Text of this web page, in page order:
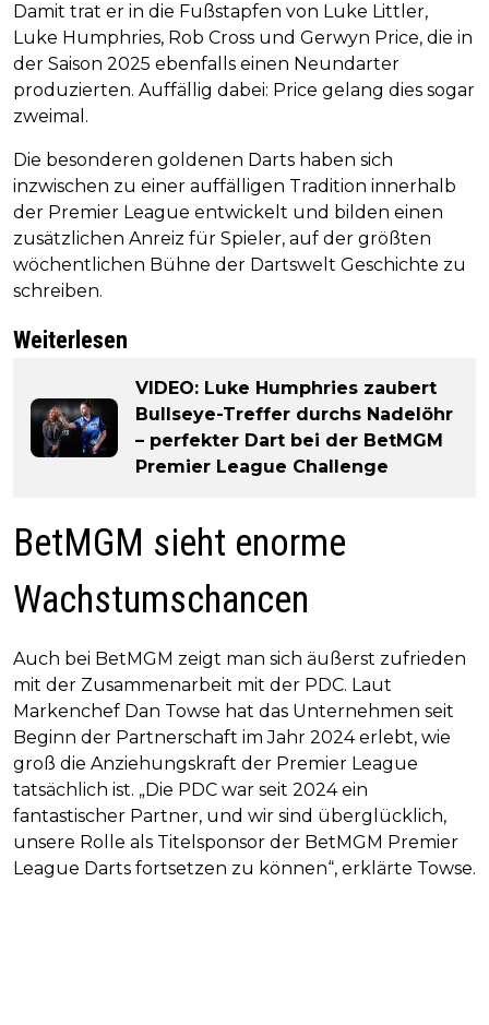
Damit trat er in die Fußstapfen von Luke Littler,
Luke Humphries, Rob Cross und Gerwyn Price, die in
der Saison 2025 ebenfalls einen Neundarter
produzierten. Auffällig dabei: Price gelang dies sogar
zweimal.
Die besonderen goldenen Darts haben sich
inzwischen zu einer auffälligen Tradition innerhalb
der Premier League entwickelt und bilden einen
zusätzlichen Anreiz für Spieler, auf der größten
wöchentlichen Bühne der Dartswelt Geschichte zu
schreiben.
Weiterlesen
VIDEO: Luke Humphries zaubert
Bullseye-Treffer durchs Nadelöhr
– perfekter Dart bei der BetMGM
Premier League Challenge
BetMGM sieht enorme
Wachstumschancen
Auch bei BetMGM zeigt man sich äußerst zufrieden
mit der Zusammenarbeit mit der PDC. Laut
Markenchef Dan Towse hat das Unternehmen seit
Beginn der Partnerschaft im Jahr 2024 erlebt, wie
groß die Anziehungskraft der Premier League
tatsächlich ist. „Die PDC war seit 2024 ein
fantastischer Partner, und wir sind überglücklich,
unsere Rolle als Titelsponsor der BetMGM Premier
League Darts fortsetzen zu können“, erklärte Towse.